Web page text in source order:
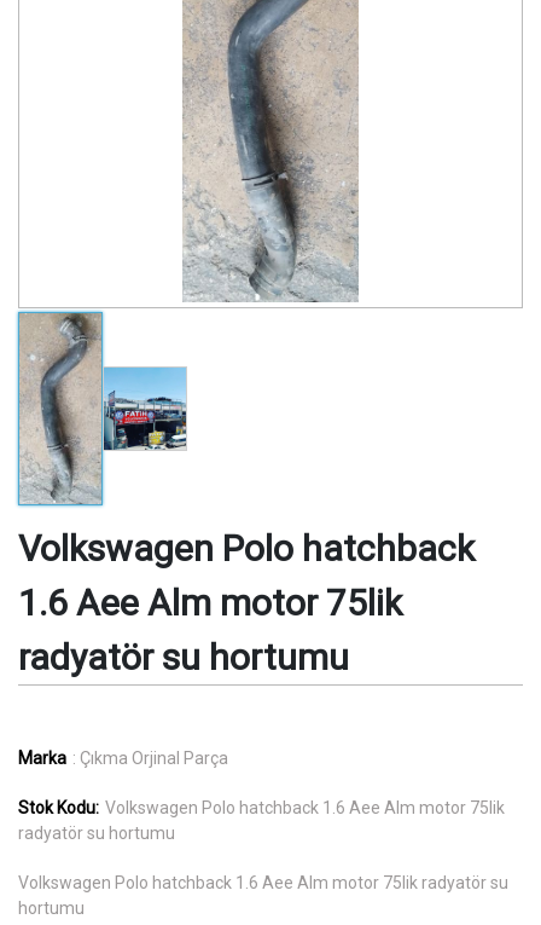
Volkswagen Polo hatchback
1.6 Aee Alm motor 75lik
radyatör su hortumu
Marka : Çıkma Orjinal Parça
Stok Kodu: Volkswagen Polo hatchback 1.6 Aee Alm motor 75lik
radyatör su hortumu
Volkswagen Polo hatchback 1.6 Aee Alm motor 75lik radyatör su
hortumu